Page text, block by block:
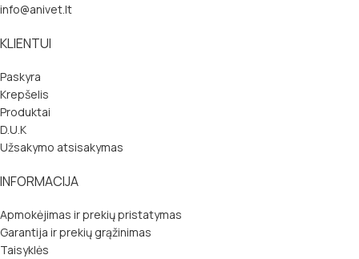
info@anivet.lt
KLIENTUI
Paskyra
Krepšelis
Produktai
D.U.K
Užsakymo atsisakymas
INFORMACIJA
Apmokėjimas ir prekių pristatymas
Garantija ir prekių grąžinimas
Taisyklės